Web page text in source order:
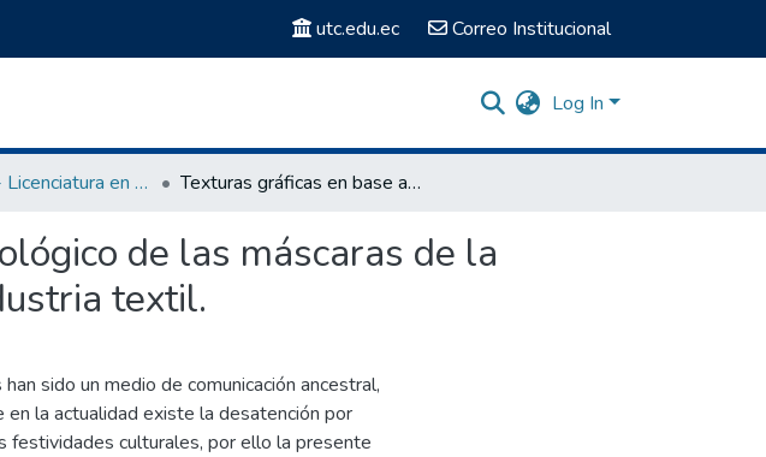
utc.edu.ec Correo Institucional
Log In
Titulación - Licenciatura en Diseño Gráfico Texturas gráficas en base al análisis morfológico de las máscaras de la diablada pillareña y su incidencia en la industria textil.
de las máscaras de la
textil.
sido un medio de comunicación ancestral,
la actualidad existe la desatención por
festividades culturales, por ello la presente